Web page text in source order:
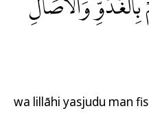
وَالْاٰصَالِ
wa lillāhi yasjudu man